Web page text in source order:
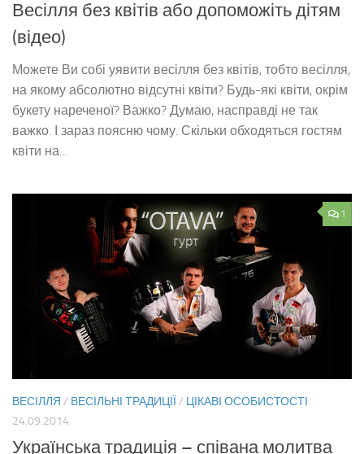
Весілля без квітів або допоможіть дітям
(відео)
Можете Ви собі уявити весілля без квітів, тобто весілля,
на якому абсолютно відсутні квіти? Будь-які квіти, окрім
букету нареченої? Важко? Думаю, насправді не так
важко. І зараз поясню чому. Скільки обходяться гостям
квіти на...
1
ВЕСІЛЛЯ / ВЕСІЛЬНІ ТРАДИЦІЇ / ЦІКАВІ ОСОБИСТОСТІ
24.09.2014
Українська традиція – співана молитва